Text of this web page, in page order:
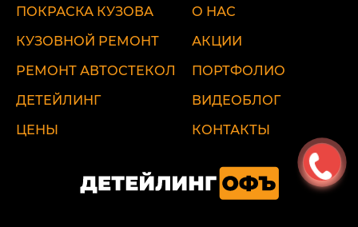
ПОКРАСКА КУЗОВА
КУЗОВНОЙ РЕМОНТ
РЕМОНТ АВТОСТЕКОЛ
ДЕТЕЙЛИНГ
ЦЕНЫ
О НАС
АКЦИИ
ПОРТФОЛИО
ВИДЕОБЛОГ
КОНТАКТЫ